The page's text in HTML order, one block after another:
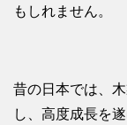
もしれません。
昔の日本では、
し、高度成長を